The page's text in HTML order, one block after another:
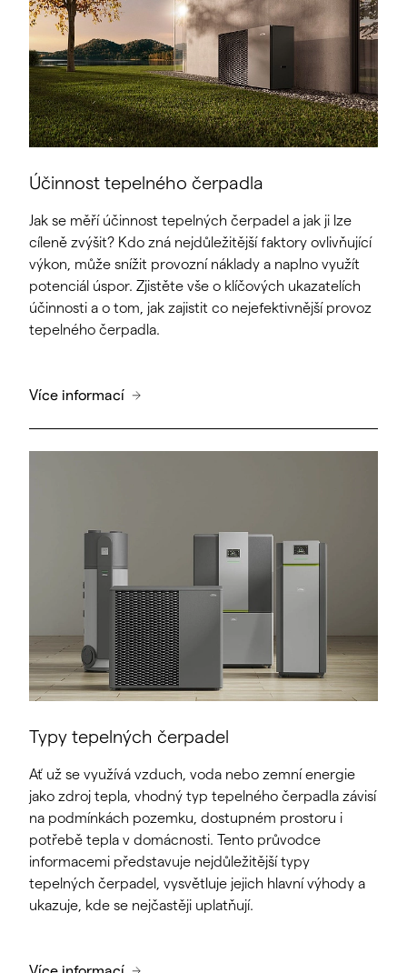
Účinnost tepelného čerpadla
Jak se měří účinnost tepelných čerpadel a jak ji lze
cíleně zvýšit? Kdo zná nejdůležitější faktory ovlivňující
výkon, může snížit provozní náklady a naplno využít
potenciál úspor. Zjistěte vše o klíčových ukazatelích
účinnosti a o tom, jak zajistit co nejefektivnější provoz
tepelného čerpadla.
Více informací
Typy tepelných čerpadel
Ať už se využívá vzduch, voda nebo zemní energie
jako zdroj tepla, vhodný typ tepelného čerpadla závisí
na podmínkách pozemku, dostupném prostoru i
potřebě tepla v domácnosti. Tento průvodce
informacemi představuje nejdůležitější typy
tepelných čerpadel, vysvětluje jejich hlavní výhody a
ukazuje, kde se nejčastěji uplatňují.